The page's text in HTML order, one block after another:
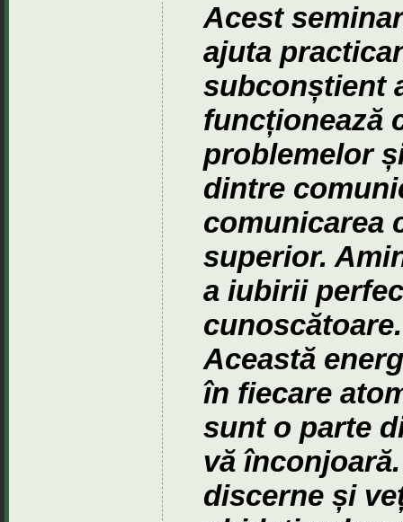
Acest
ajuta
subconștient
funcționează
problemelor
dintre
comunicarea
superior.
a iubirii
Această
în fiecare
sunt o parte
vă
discerne și